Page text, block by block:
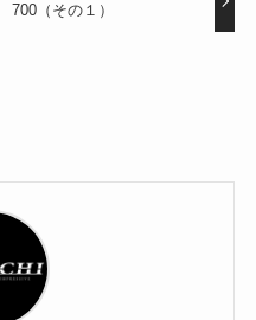
700（その１）